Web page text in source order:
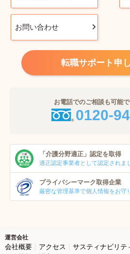
お問い合わせ
転職サポート申
お電話でのご相談も可能
0120-
「介護分野適正」 認定を取得
適正認定事業者として認定されま
プライバシーマーク取得企業
厳密な管理基準で個人情報をお守
運営会社
会社概要 アクセス サスティナビリテ